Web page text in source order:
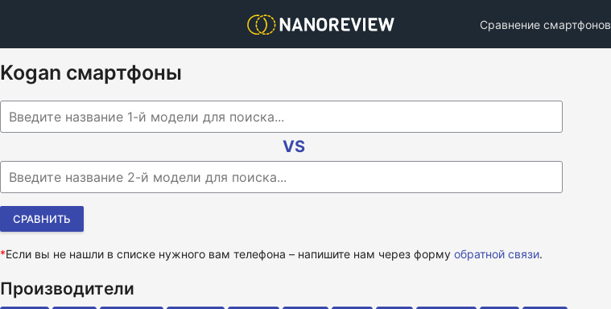
Сравнение смартфонов
Kogan смартфоны
VS
*Если вы не нашли в списке нужного вам телефона – напишите нам через форму обратной связи.
Производители